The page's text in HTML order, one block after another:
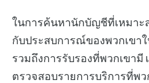
ในการค้นหานักบัญชีที่เหมาะ
กับประสบการณ์ของพวกเข
รวมถึงการรับรองที่พวกเขามี
ตรวจสอบรายการบริการที่พว